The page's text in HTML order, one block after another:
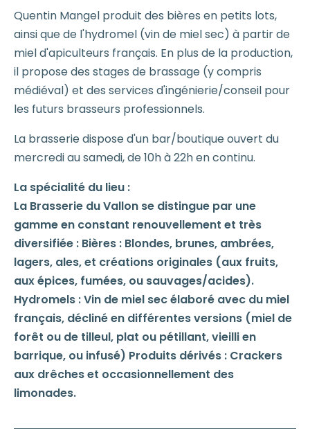
Quentin Mangel produit des bières en petits lots,
ainsi que de l'hydromel (vin de miel sec) à partir de
miel d'apiculteurs français. En plus de la production,
il propose des stages de brassage (y compris
médiéval) et des services d'ingénierie/conseil pour
les futurs brasseurs professionnels.
La brasserie dispose d'un bar/boutique ouvert du
mercredi au samedi, de 10h à 22h en continu.
La spécialité du lieu :
La Brasserie du Vallon se distingue par une
gamme en constant renouvellement et très
diversifiée : Bières : Blondes, brunes, ambrées,
lagers, ales, et créations originales (aux fruits,
aux épices, fumées, ou sauvages/acides).
Hydromels : Vin de miel sec élaboré avec du miel
français, décliné en différentes versions (miel de
forêt ou de tilleul, plat ou pétillant, vieilli en
barrique, ou infusé) Produits dérivés : Crackers
aux drêches et occasionnellement des
limonades.